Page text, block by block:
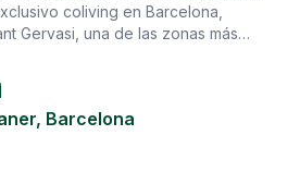
coliving en Barcelona,
Gervasi, una de las zonas más
Con 180 m² de espacios
diseñados, este piso en
profesionales, estudiantes
que buscan un estilo de
, Barcelona